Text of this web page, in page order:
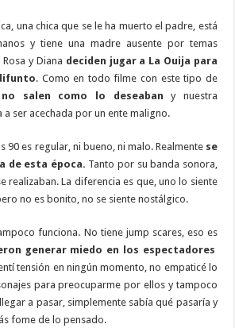
una chica que se le ha muerto el padre, está
y tiene una madre ausente por temas
y Diana deciden jugar a La Ouija para
. Como en todo filme con este tipo de
no salen como lo deseaban y nuestra
ser acechada por un ente maligno.
90 es regular, ni bueno, ni malo. Realmente se
de esta época. Tanto por su banda sonora,
realizaban. La diferencia es que, uno lo siente
no es bonito, no se siente nostálgico.
funciona. No tiene jump scares, eso es
generar miedo en los espectadores
tensión en ningún momento, no empaticé lo
para preocuparme por ellos y tampoco
a pasar, simplemente sabía qué pasaría y
fome de lo pensado.